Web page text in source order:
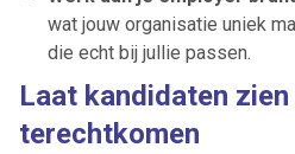
wat jouw organisatie uniek
die echt bij jullie passen.
Laat kandidaten
terechtkomen